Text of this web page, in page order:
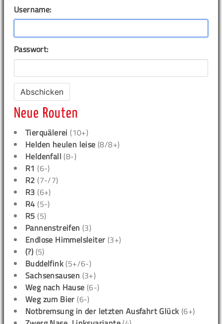
Username:
Passwort:
Neue Routen
Tierquälerei (10+)
Helden heulen leise (8/8+)
Heldenfall (8-)
R1 (6-)
R2 (7-/7)
R3 (6+)
R4 (5-)
R5 (5)
Pannenstreifen (3)
Endlose Himmelsleiter (3+)
(?) (5)
Buddelfink (5+/6-)
Sachsensausen (3+)
Weg nach Hause (6-)
Weg zum Bier (6-)
Notbremsung in der letzten Ausfahrt Glück (6+)